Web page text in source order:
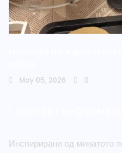
May 05, 2026 0
Инспирирани од минатото